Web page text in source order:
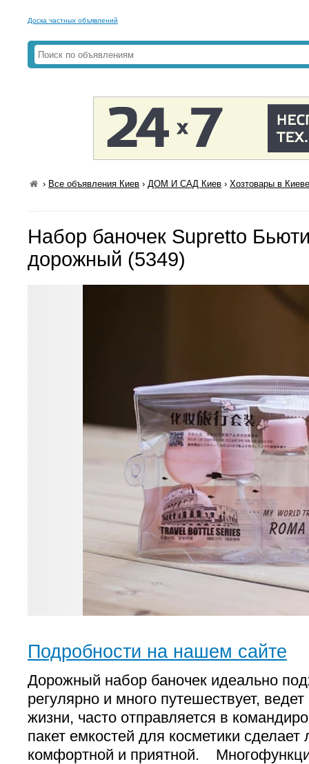
Доска частных объявлений
› Все объявления Киев ›ДОМ И САД Киев ›Хозтовары в
Набор баночек Supretto
дорожный (5349)
Подробности на нашем сайте
Дорожный набор баночек идеально
регулярно и много путешествует,
жизни, часто отправляется в
пакет емкостей для косметики
комфортной и приятной.